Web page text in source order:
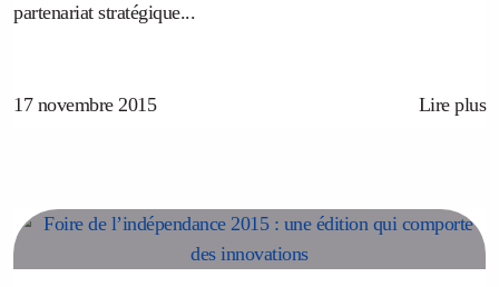
partenariat stratégique...
17 novembre 2015 Lire plus